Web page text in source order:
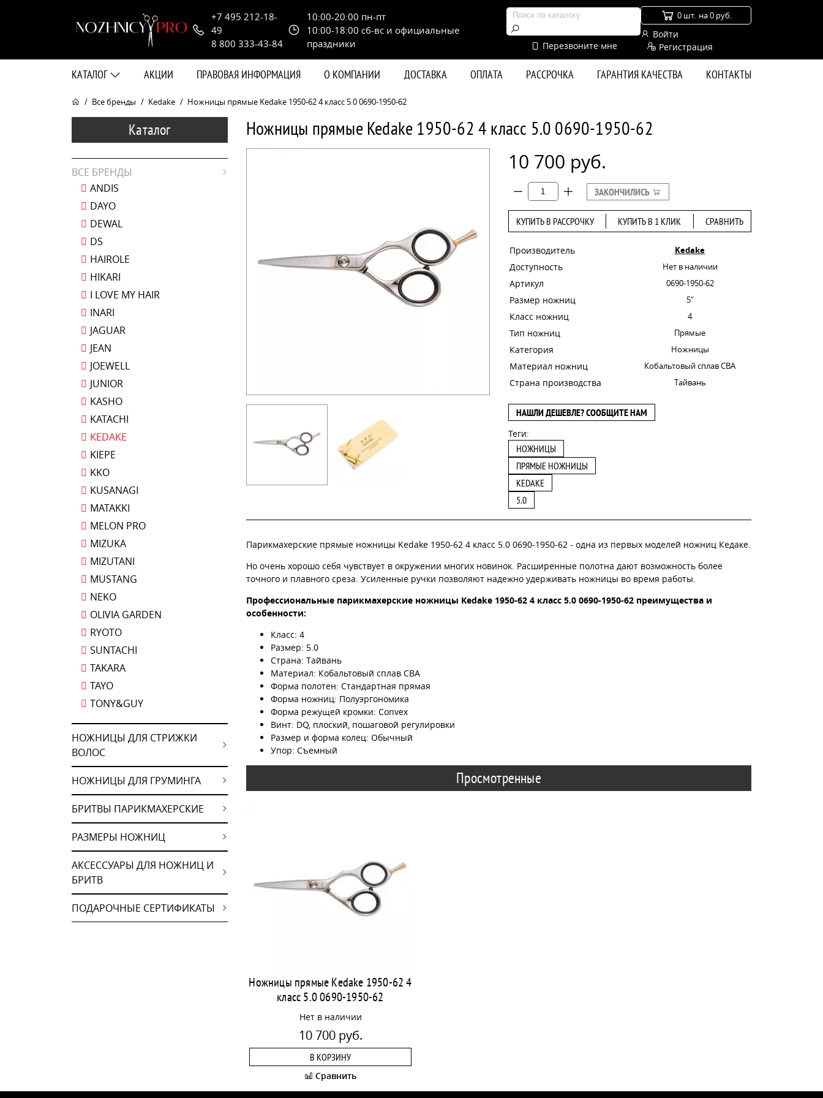
+7 495 212-18-
49
8 800 333-43-84
10:00-20:00 пн-пт
10:00-18:00 сб-вс и официальные
праздники
Перезвоните мне
0 шт. на 0 руб.
Войти
Регистрация
КАТАЛОГ АКЦИИ ПРАВОВАЯ ИНФОРМАЦИЯ О КОМПАНИИ ДОСТАВКА ОПЛАТА РАССРОЧКА ГАРАНТИЯ КАЧЕСТВА КОНТАКТЫ
Все бренды Kedake Ножницы прямые Kedake 1950-62 4 класс 5.0 0690-1950-62
Каталог
ВСЕ БРЕНДЫ
ANDIS
DAYO
DEWAL
DS
HAIROLE
HIKARI
I LOVE MY HAIR
INARI
JAGUAR
JEAN
JOEWELL
JUNIOR
KASHO
KATACHI
KEDAKE
KIEPE
KKO
KUSANAGI
MATAKKI
MELON PRO
MIZUKA
MIZUTANI
MUSTANG
NEKO
OLIVIA GARDEN
RYOTO
SUNTACHI
TAKARA
TAYO
TONY&GUY
НОЖНИЦЫ ДЛЯ СТРИЖКИ
ВОЛОС
НОЖНИЦЫ ДЛЯ ГРУМИНГА
БРИТВЫ ПАРИКМАХЕРСКИЕ
РАЗМЕРЫ НОЖНИЦ
АКСЕССУАРЫ ДЛЯ НОЖНИЦ И
БРИТВ
ПОДАРОЧНЫЕ СЕРТИФИКАТЫ
Ножницы прямые Kedake 1950-62 4 класс 5.0 0690-1950-62
10 700 руб.
ЗАКОНЧИЛИСЬ
КУПИТЬ В РАССРОЧКУ КУПИТЬ В 1 КЛИК СРАВНИТЬ
Производитель Kedake
Доступность Нет в наличии
Артикул 0690-1950-62
Размер ножниц 5"
Класс ножниц 4
Тип ножниц Прямые
Категория Ножницы
Материал ножниц Кобальтовый сплав CBA
Страна производства Тайвань
НАШЛИ ДЕШЕВЛЕ? СООБЩИТЕ НАМ
Теги:
НОЖНИЦЫ
ПРЯМЫЕ НОЖНИЦЫ
KEDAKE
5.0
Парикмахерские прямые ножницы Kedake 1950-62 4 класс 5.0 0690-1950-62 - одна из первых моделей ножниц Кедаке.
Но очень хорошо себя чувствует в окружении многих новинок. Расширенные полотна дают возможность более
точного и плавного среза. Усиленные ручки позволяют надежно удерживать ножницы во время работы.
Профессиональные парикмахерские ножницы Kedake 1950-62 4 класс 5.0 0690-1950-62 преимущества и
особенности:
Класс: 4
Размер: 5.0
Страна: Тайвань
Материал: Кобальтовый сплав CBA
Форма полотен: Стандартная прямая
Форма ножниц: Полуэргономика
Форма режущей кромки: Convex
Винт: DQ, плоский, пошаговой регулировки
Размер и форма колец: Обычный
Упор: Съемный
Просмотренные
Ножницы прямые Kedake 1950-62 4
класс 5.0 0690-1950-62
Нет в наличии
10 700 руб.
В КОРЗИНУ
Сравнить